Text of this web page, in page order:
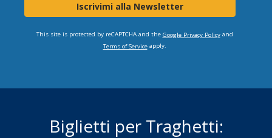
Iscrivimi alla Newsletter
This site is protected by reCAPTCHA and the Google Privacy Policyand
Terms of Serviceapply.
Biglietti per Traghetti: